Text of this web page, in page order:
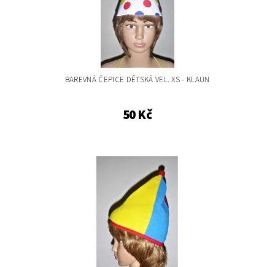
BAREVNÁ ČEPICE DĚTSKÁ VEL. XS - KLAUN
50 Kč